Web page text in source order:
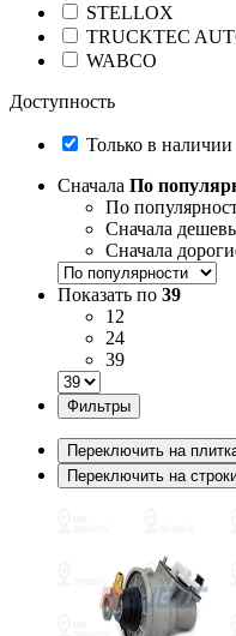
STELLOX
TRUCKTEC
WABCO
Доступность
Только в наличии
Сначала По
По
Сначала
Сначала
Показать по 39
12
24
39
Фильтры
Переключить на
Переключить на